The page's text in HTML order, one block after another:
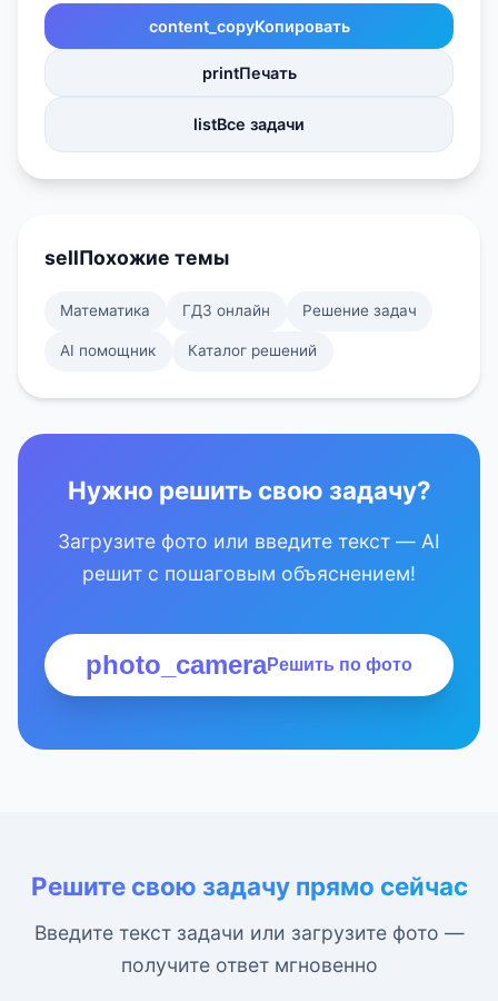
content_copyКопировать
printПечать
listВсе задачи
sellПохожие темы
Математика ГДЗ онлайн Решение задач
AI помощник Каталог решений
Нужно решить свою задачу?
Загрузите фото или введите текст — AI
решит с пошаговым объяснением!
photo_cameraРешить по фото
Решите свою задачу прямо сейчас
Введите текст задачи или загрузите фото —
получите ответ мгновенно